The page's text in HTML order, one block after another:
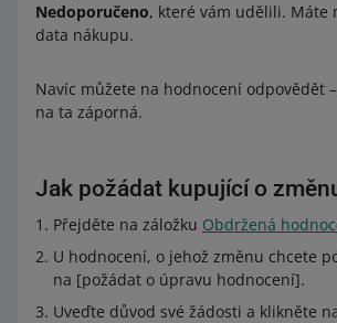
Nedoporučeno, které vám udělili. Máte
data nákupu.
Navíc můžete na hodnocení odpovědět
na ta záporná.
Jak požádat kupující o
Přejděte na záložku Obdržená
U hodnocení, o jehož změnu chcete
na [požádat o úpravu hodnocení].
Uveďte důvod své žádosti a klikněte